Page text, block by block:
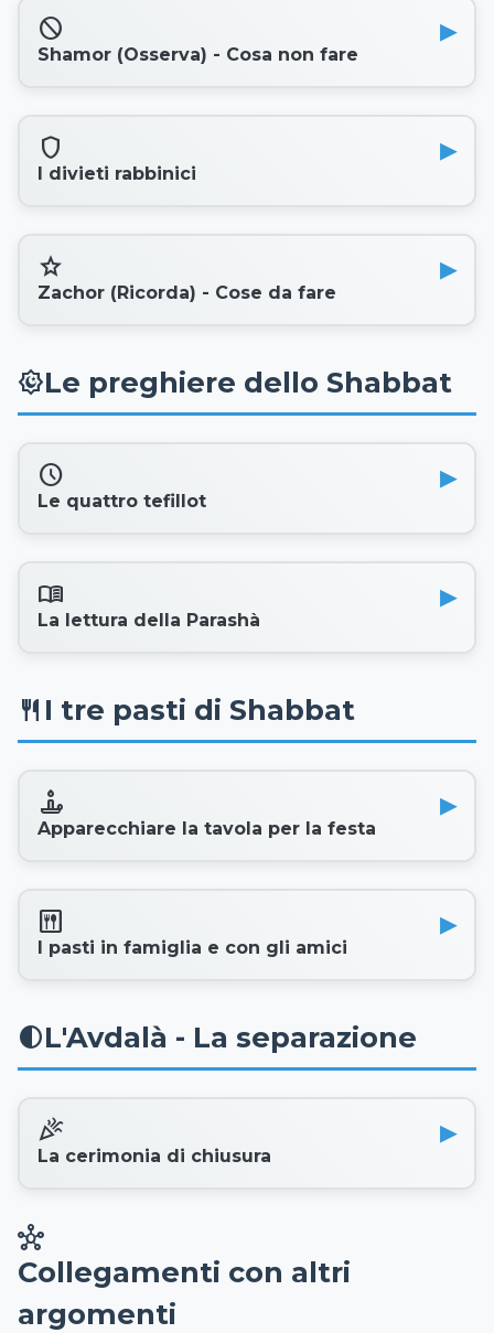
block
Shamor (Osserva) - Cosa non fare
shield
I divieti rabbinici
star
Zachor (Ricorda) - Cose da fare
prayer_timesLe preghiere dello Shabbat
schedule
Le quattro tefillot
menu_book
La lettura della Parashà
restaurant I tre pasti di Shabbat
candle
Apparecchiare la tavola per la festa
dining
I pasti in famiglia e con gli amici
contrastL'Avdalà - La separazione
celebration
La cerimonia di chiusura
hub
Collegamenti con altri
argomenti